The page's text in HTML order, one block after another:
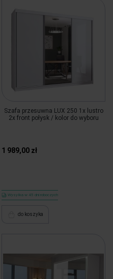
Szafa przesuwna LUX 250 1x lustro
2x front połysk / kolor do wyboru
1 989,00 zł
Wysyłka w 45 dni roboczych
do koszyka